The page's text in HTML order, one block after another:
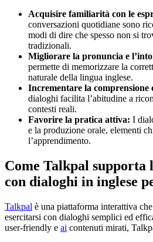
Acquisire familiarità con le
conversazioni quotidiane sono
modi di dire che spesso non si
tradizionali.
Migliorare la pronuncia e
permette di memorizzare la
naturale della lingua inglese.
Incrementare la comprensione
dialoghi facilita l’abitudine a
contesti reali.
Favorire la pratica attiva: I
e la produzione orale, elementi
l’apprendimento.
Come Talkpal supporta
con dialoghi in inglese
Talkpal è una piattaforma interattiva
esercitarsi con dialoghi semplici ed
user-friendly e ai contenuti mirati,